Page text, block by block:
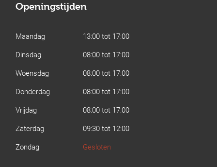
Openingstijden
Maandag
13:00 tot 17:00
Dinsdag
08:00 tot 17:00
Woensdag
08:00 tot 17:00
Donderdag
08:00 tot 17:00
Vrijdag
08:00 tot 17:00
Zaterdag
09:30 tot 12:00
Zondag
Gesloten